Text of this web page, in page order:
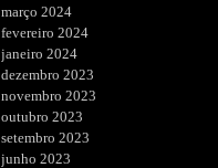
março 2024
fevereiro 2024
janeiro 2024
dezembro 2023
novembro 2023
outubro 2023
setembro 2023
junho 2023